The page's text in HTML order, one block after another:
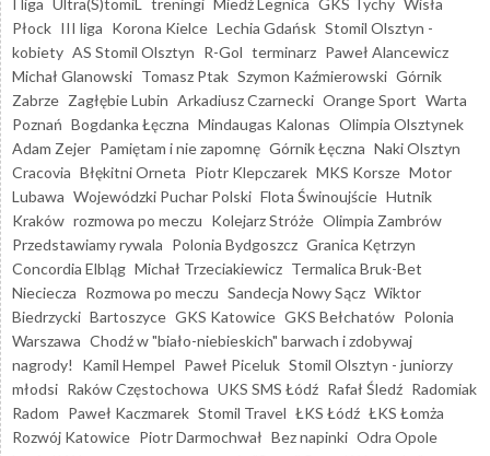
Płock III liga Korona Kielce Lechia Gdańsk Stomil Olsztyn -
kobiety AS Stomil Olsztyn R-Gol terminarz Paweł Alancewicz
Michał Glanowski Tomasz Ptak Szymon Kaźmierowski Górnik
Zabrze Zagłębie Lubin Arkadiusz Czarnecki Orange Sport Warta
Poznań Bogdanka Łęczna Mindaugas Kalonas Olimpia Olsztynek
Adam Zejer Pamiętam i nie zapomnę Górnik Łęczna Naki Olsztyn
Cracovia Błękitni Orneta Piotr Klepczarek MKS Korsze Motor
Lubawa Wojewódzki Puchar Polski Flota Świnoujście Hutnik
Kraków rozmowa po meczu Kolejarz Stróże Olimpia Zambrów
Przedstawiamy rywala Polonia Bydgoszcz Granica Kętrzyn
Concordia Elbląg Michał Trzeciakiewicz Termalica Bruk-Bet
Nieciecza Rozmowa po meczu Sandecja Nowy Sącz Wiktor
Biedrzycki Bartoszyce GKS Katowice GKS Bełchatów Polonia
Warszawa Chodź w "biało-niebieskich" barwach i zdobywaj
nagrody!
Kamil Hempel Paweł Piceluk Stomil Olsztyn - juniorzy
młodsi Raków Częstochowa UKS SMS Łódź Rafał Śledź Radomiak
Radom Paweł Kaczmarek Stomil Travel ŁKS Łódź ŁKS Łomża
Rozwój Katowice Piotr Darmochwał Bez napinki Odra Opole